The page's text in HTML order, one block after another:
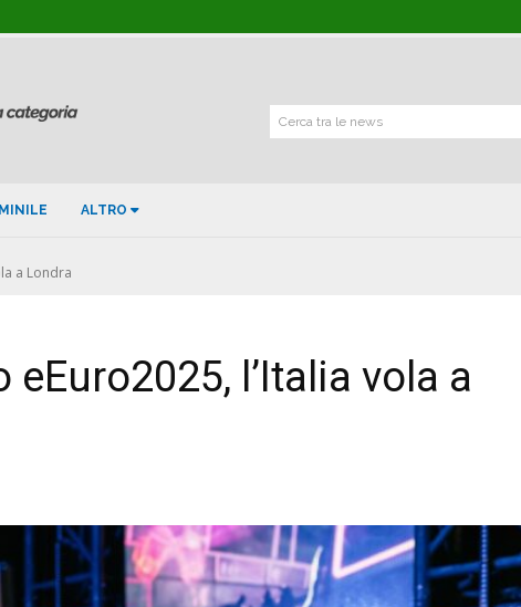
Cerca tra le news
ALTRO
a Londra
l’Italia vola a